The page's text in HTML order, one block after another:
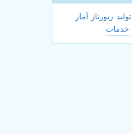
تولید رپورتاژ
آمار
خدمات